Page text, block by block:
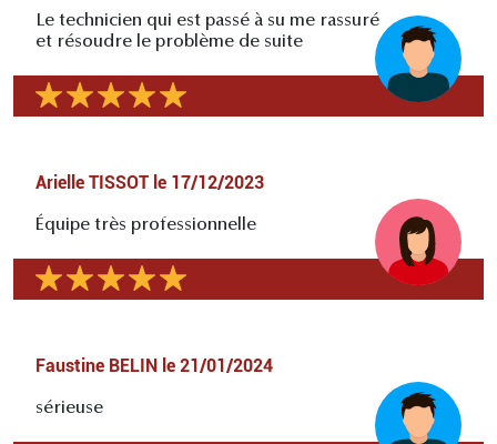
Le technicien qui est passé à su me rassuré
et résoudre le problème de suite
Arielle TISSOT le 17/12/2023
Équipe très professionnelle
Faustine BELIN le 21/01/2024
sérieuse